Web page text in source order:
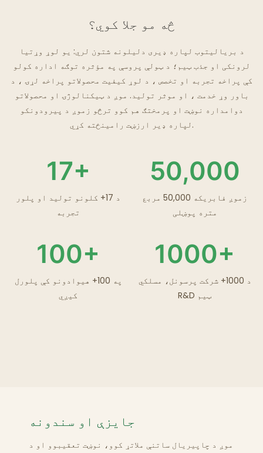
څه مو جلا کوي؟
د بریالیتوب لپاره ډیری دلیلونه شتون لري: یو لوړ وړتیا
لرونکی او جذب ټیم؛ د ټولې پروسې په مؤثره توګه اداره کولو
کې پراخه تجربه او تخصص ، د لوړ کیفیت محصولاتو پراخه لړۍ ، د
باور وړ خدمت ، او موثر تولید. موږ د ټیکنالوژۍ او محصولاتو
دوامداره نوښت او پرمختګ هم کوو ترڅو زموږ د پیرودونکو
لپاره ډیر ارزښت رامینځته کړي.
17+
د 17+ کلونو تولید او پلور
تجربه
50,000
زموږ فابریکه 50,000 مربع
متره پوښلی
100+
په 100+ هیوادونو کې پلورل
کیږي
1000+
د 1000+ شرکت پرسونل، مسلکي
R&D ټیم
جایزې او سندونه
موږ د چاپیریال ساتنې ملاتړ کوو، نوښت تعقیبوو او د